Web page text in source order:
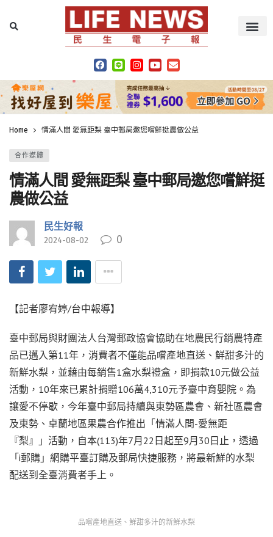
Home 情滿人間 愛無距梨 臺中郵局邀您嚐鮮挺農做公益
合作媒體
情滿人間 愛無距梨 臺中郵局邀您嚐鮮挺
農做公益
民生好報
2024-08-02 0
【記者廖宥婷/台中報導】
臺中郵局與財團法人台灣郵政協會協助在地農民行銷農特產
品已邁入第11年，消費者不僅能品嚐產地直送、鮮甜多汁的
新鮮水梨，並藉由每銷售1盒水梨禮盒，即捐款10元做公益
活動，10年來已累計捐贈106萬4,310元予臺中育嬰院。為
讓愛不停歇，今年臺中郵局持續與東勢區農會、新社區農會
及東勢、卓蘭地區果農合作推出「情滿人間-愛無距
『梨』」活動，自本(113)年7月22日起至9月30日止，透過
「i郵購」網購平臺訂購及郵局快捷服務，將最新鮮的水梨
配送到全臺消費者手上。
品嚐產地直送、鮮甜多汁的新鮮水梨